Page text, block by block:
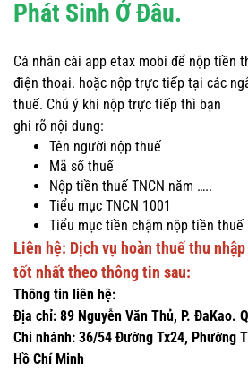
Phát Sinh Ở Đâu.
Cá nhân cài app etax mobi để nộp tiền
điện thoại. hoặc nộp trực tiếp tại các
thuế. Chú ý khi nộp trực tiếp thì bạn
ghi rõ nội dung:
Tên người nộp thuế
Mã số thuế
Nộp tiền thuế TNCN năm …..
Tiểu mục TNCN 1001
Tiểu mục tiền chậm nộp tiền thuế
Liên hệ: Dịch vụ hoàn thuế thu
tốt nhất theo thông tin sau:
Thông tin liên hệ:
Địa chỉ: 89 Nguyễn Văn Thủ, P. ĐaKao.
Chi nhánh: 36/54 Đường Tx24, Phường
Hồ Chí Minh